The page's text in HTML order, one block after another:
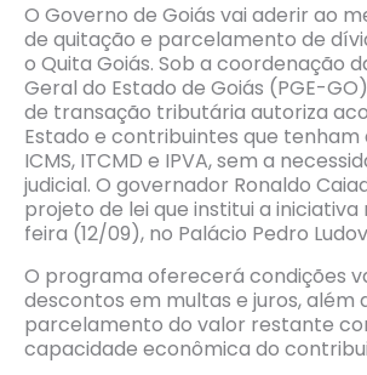
O Governo de Goiás vai aderir ao
de quitação e parcelamento de
o Quita Goiás. Sob a coordenação
Geral do Estado de Goiás (PGE-
de transação tributária autoriza
Estado e contribuintes que
ICMS, ITCMD e IPVA, sem a
judicial. O governador Ronaldo
projeto de lei que institui a
feira (12/09), no Palácio Pedro
O programa oferecerá condições
descontos em multas e juros, além
parcelamento do valor restante
capacidade econômica do